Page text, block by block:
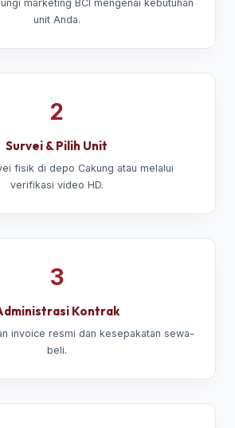
marketing BCI mengenai kebutuhan
unit Anda.
2
Survei & Pilih Unit
fisik di depo Cakung atau melalui
verifikasi video HD.
3
Kontrak
invoice resmi dan kesepakatan sewa-
beli.